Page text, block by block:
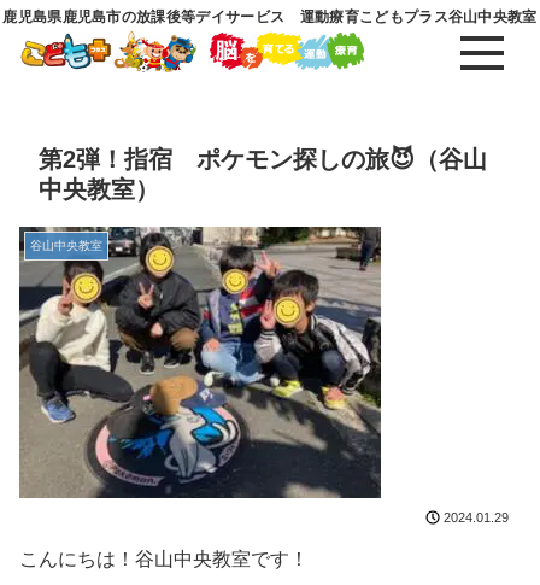
鹿児島県鹿児島市の放課後等デイサービス 運動療育こどもプラス谷山中央教室
第2弾！指宿 ポケモン探しの旅😈（谷山
中央教室）
谷山中央教室
2024.01.29
こんにちは！谷山中央教室です！